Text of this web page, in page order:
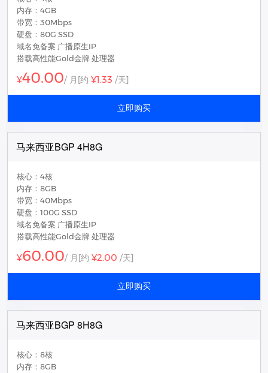
内存：4GB
带宽：30Mbps
硬盘：80G SSD
域名免备案 广播原生IP
搭载高性能Gold金牌 处理器
¥40.00/ 月 [约 ¥1.33 /天]
立即购买
马来西亚BGP 4H8G
核心：4核
内存：8GB
带宽：40Mbps
硬盘：100G SSD
域名免备案 广播原生IP
搭载高性能Gold金牌 处理器
¥60.00/ 月 [约 ¥2.00 /天]
立即购买
马来西亚BGP 8H8G
核心：8核
内存：8GB